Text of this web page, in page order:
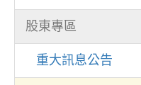
股東專區
重大訊息公告